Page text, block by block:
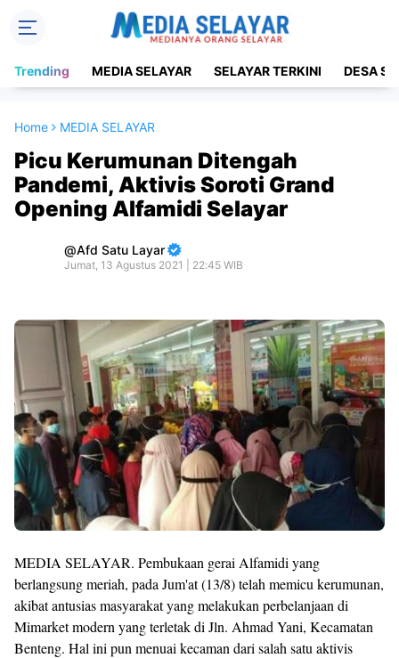
Trending MEDIA SELAYAR SELAYAR TERKINI DESA
Home MEDIA SELAYAR
Picu Kerumunan Ditengah
Pandemi, Aktivis Soroti Grand
Opening Alfamidi Selayar
Afd Satu Layar
Jumat, 13 Agustus 2021 | 22:45 WIB
MEDIA SELAYAR. Pembukaan gerai Alfamidi yang
berlangsung meriah, pada Jum'at (13/8) telah memicu kerumunan,
akibat antusias masyarakat yang melakukan perbelanjaan di
Mimarket modern yang terletak di Jln. Ahmad Yani, Kecamatan
Benteng. Hal ini pun menuai kecaman dari salah satu aktivis